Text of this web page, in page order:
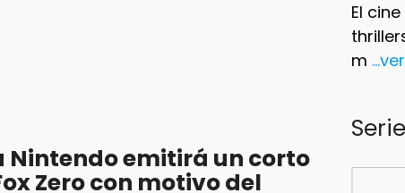
El
m
emitirá un corto
Zero con motivo del